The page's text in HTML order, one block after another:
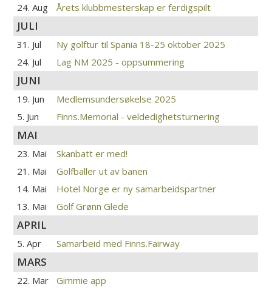
24. Aug
Årets klubbmesterskap er ferdigspilt
JULI
31. Jul
Ny golftur til Spania 18-25 oktober 2025
24. Jul
Lag NM 2025 - oppsummering
JUNI
19. Jun
Medlemsundersøkelse 2025
5. Jun
Finns.Memorial - veldedighetsturnering
MAI
23. Mai
Skanbatt er med!
21. Mai
Golfballer ut av banen
14. Mai
Hotel Norge er ny samarbeidspartner
13. Mai
Golf Grønn Glede
APRIL
5. Apr Samarbeid med Finns.Fairway
MARS
22. Mar Gimmie app